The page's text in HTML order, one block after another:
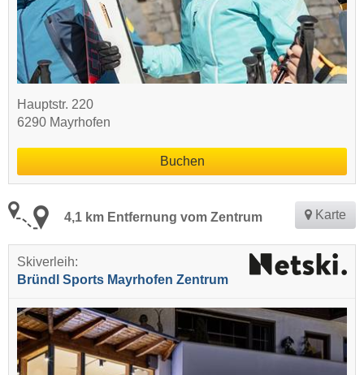
Hauptstr. 220
6290 Mayrhofen
Buchen
4,1 km Entfernung vom Zentrum Karte
Skiverleih:
Bründl Sports Mayrhofen Zentrum